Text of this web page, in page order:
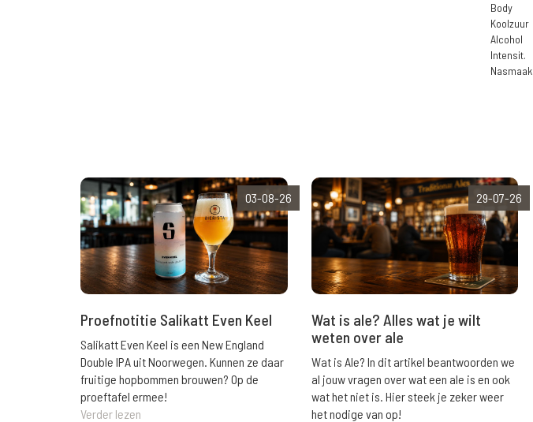
Body
Koolzuur
Alcohol
Intensit.
Nasmaak
03-08-26
Proefnotitie Salikatt Even Keel
Salikatt Even Keel is een New England
Double IPA uit Noorwegen. Kunnen ze daar
fruitige hopbommen brouwen? Op de
proeftafel ermee!
Verder lezen
29-07-26
Wat is ale? Alles wat je wilt
weten over ale
Wat is Ale? In dit artikel beantwoorden we
al jouw vragen over wat een ale is en ook
wat het niet is. Hier steek je zeker weer
het nodige van op!